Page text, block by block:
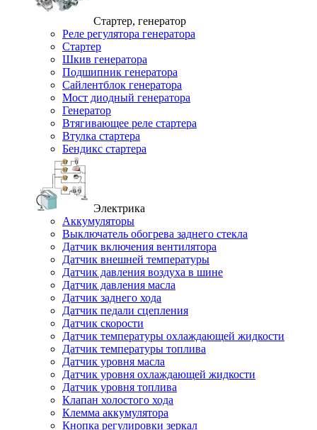
Стартер, генератор
Реле регулятора генератора
Стартер
Шкив генератора
Подшипник генератора
Сайлентблок генератора
Мост диодный генератора
Генератор
Втягивающее реле стартера
Втулка стартера
Бендикс стартера
Электрика
Аккумуляторы
Выключатель обогрева заднего стекла
Датчик включения вентилятора
Датчик внешней температуры
Датчик давления воздуха в шине
Датчик давления масла
Датчик заднего хода
Датчик педали сцепления
Датчик скорости
Датчик температуры охлаждающей жидкости
Датчик температуры топлива
Датчик уровня масла
Датчик уровня охлаждающей жидкости
Датчик уровня топлива
Клапан холостого хода
Клемма аккумулятора
Кнопка регулировки зеркал